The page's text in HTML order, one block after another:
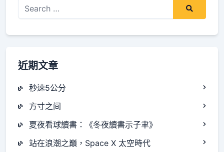
Search
for:
近期文章
秒速5公分
方寸之间
夏夜看球讀書：《冬夜讀書示子聿》
站在浪潮之巔，Space X 太空時代